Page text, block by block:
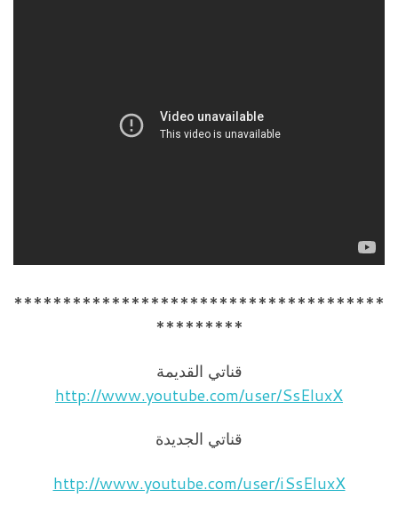
**************************************
*********
قناتي القديمة
http://www.youtube.com/user/SsEluxX
قناتي الجديدة
http://www.youtube.com/user/iSsEluxX